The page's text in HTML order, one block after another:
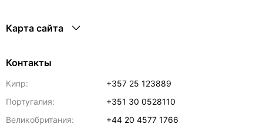
Карта сайта
Контакты
Кипр:
+357 25 123889
Португалия:
+351 30 0528110
Великобритания:
+44 20 4577 1766